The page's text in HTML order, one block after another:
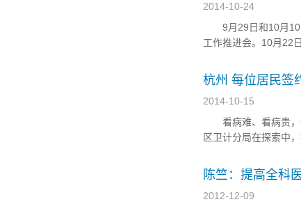
2014-10-24
9月29日和10月10
工作推进会。10月22
和下一步工作的统筹
杭州 每位居民签
2014-10-15
看病难、看病贵，
区卫计分局在探索中
并逐渐实现参保居民
陈竺：提高全科
2012-12-09